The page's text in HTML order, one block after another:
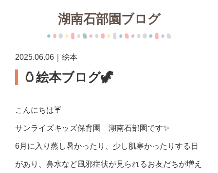
湖南石部園ブログ
2025.06.06｜絵本
🥚絵本ブログ🦖
こんにちは☔️
サンライズキッズ保育園 湖南石部園です✨
6月に入り蒸し暑かったり、少し肌寒かったりする日
があり、鼻水など風邪症状が見られるお友だちが増え